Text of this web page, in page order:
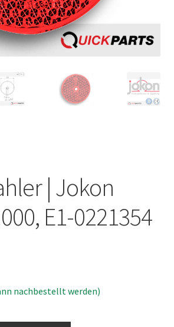
| Jokon
E1-0221354
nachbestellt werden)